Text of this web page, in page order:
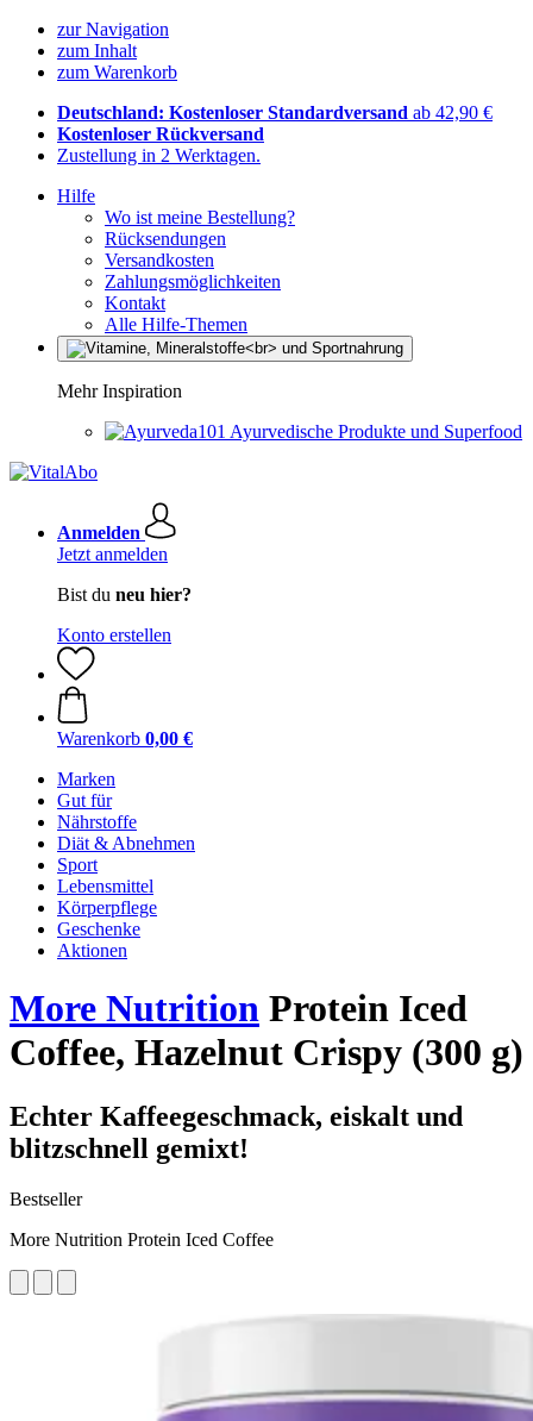
zur Navigation
zum Inhalt
zum Warenkorb
Deutschland: Kostenloser Standardversand ab 42,90 €
Kostenloser Rückversand
Zustellung in 2 Werktagen.
Hilfe
Wo ist meine Bestellung?
Rücksendungen
Versandkosten
Zahlungsmöglichkeiten
Kontakt
Alle Hilfe-Themen
Mehr Inspiration
Ayurvedische Produkte und Superfood
Anmelden
Jetzt anmelden
Bist du neu hier?
Konto erstellen
Warenkorb 0,00 €
Marken
Gut für
Nährstoffe
Diät & Abnehmen
Sport
Lebensmittel
Körperpflege
Geschenke
Aktionen
More Nutrition Protein Iced
Coffee, Hazelnut Crispy (300 g)
Echter Kaffeegeschmack, eiskalt und
blitzschnell gemixt!
Bestseller
More Nutrition Protein Iced Coffee